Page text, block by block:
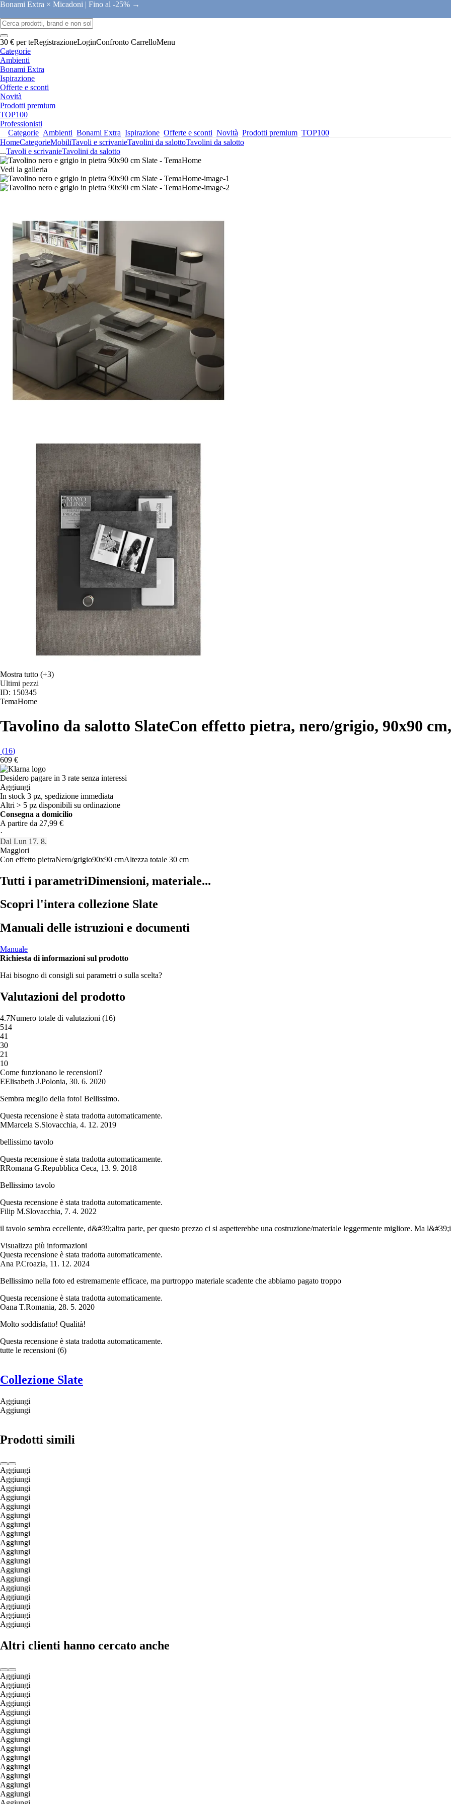
Bonami Extra × Micadoni | Fino al -25% →
30 € per teRegistrazioneLoginConfronto CarrelloMenu
Categorie
Ambienti
Bonami Extra
Ispirazione
Offerte e sconti
Novità
Prodotti premium
TOP100
Professionisti
Categorie Ambienti Bonami Extra Ispirazione Offerte e sconti Novità Prodotti premium TOP100
HomeCategorieMobiliTavoli e scrivanieTavolini da salottoTavolini da salotto
...Tavoli e scrivanieTavolini da salotto
Vedi la galleria
Mostra tutto (+3)
Ultimi pezzi
ID: 150345
TemaHome
Tavolino da salotto SlateCon effetto pietra, nero/grigio, 90x90
(16)
609 €
Desidero pagare in 3 rate senza interessi
Aggiungi
In stock 3 pz, spedizione immediata
Altri > 5 pz disponibili su ordinazione
Consegna a domicilio
A partire da 27,99 €
·
Dal Lun 17. 8.
Maggiori
Con effetto pietraNero/grigio90x90 cmAltezza totale 30 cm
Tutti i parametriDimensioni, materiale...
Scopri l'intera collezione Slate
Manuali delle istruzioni e documenti
Manuale
Richiesta di informazioni sul prodotto
Hai bisogno di consigli sui parametri o sulla scelta?
Valutazioni del prodotto
4.7Numero totale di valutazioni (16)
514
41
30
21
10
Come funzionano le recensioni?
EElisabeth J.Polonia, 30. 6. 2020
Sembra meglio della foto! Bellissimo.
Questa recensione è stata tradotta automaticamente.
MMarcela S.Slovacchia, 4. 12. 2019
bellissimo tavolo
Questa recensione è stata tradotta automaticamente.
RRomana G.Repubblica Ceca, 13. 9. 2018
Bellissimo tavolo
Questa recensione è stata tradotta automaticamente.
Filip M.Slovacchia, 7. 4. 2022
il tavolo sembra eccellente, d&#39;altra parte, per questo prezzo ci si aspetterebbe una costruzione/materiale leggermente migliore. Ma
Visualizza più informazioni
Questa recensione è stata tradotta automaticamente.
Ana P.Croazia, 11. 12. 2024
Bellissimo nella foto ed estremamente efficace, ma purtroppo materiale scadente che abbiamo pagato troppo
Questa recensione è stata tradotta automaticamente.
Oana T.Romania, 28. 5. 2020
Molto soddisfatto! Qualità!
Questa recensione è stata tradotta automaticamente.
tutte le recensioni (6)
Collezione Slate
Aggiungi
Aggiungi
Prodotti simili
Aggiungi
Aggiungi
Aggiungi
Aggiungi
Aggiungi
Aggiungi
Aggiungi
Aggiungi
Aggiungi
Aggiungi
Aggiungi
Aggiungi
Aggiungi
Aggiungi
Aggiungi
Aggiungi
Aggiungi
Aggiungi
Altri clienti hanno cercato anche
Aggiungi
Aggiungi
Aggiungi
Aggiungi
Aggiungi
Aggiungi
Aggiungi
Aggiungi
Aggiungi
Aggiungi
Aggiungi
Aggiungi
Aggiungi
Aggiungi